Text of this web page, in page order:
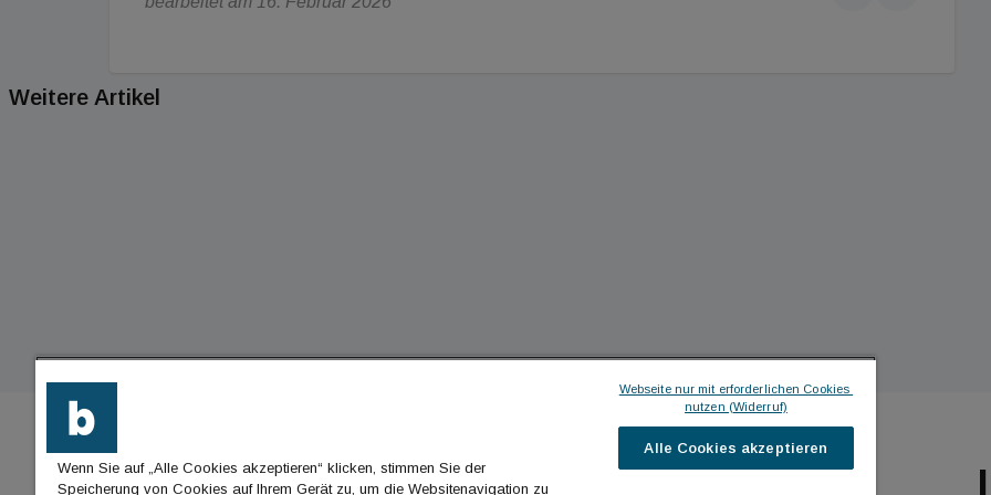
Weitere Artikel
BUILDINGTIMES ICH MÖCHTE ...
Wenn Sie auf „Alle Cookies akzeptieren“ klicken, stimmen Sie der
Speicherung von Cookies auf Ihrem Gerät zu, um die Websitenavigation zu
Webseite nur mit erforderlichen Cookies
nutzen (Widerruf)
Alle Cookies akzeptieren